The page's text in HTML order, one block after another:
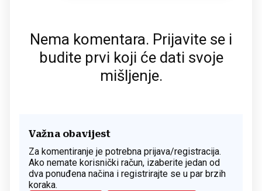
Nema komentara. Prijavite se i
budite prvi koji će dati svoje
mišljenje.
Važna obavijest
Za komentiranje je potrebna prijava/registracija.
Ako nemate korisnički račun, izaberite jedan od
dva ponuđena načina i registrirajte se u par brzih
koraka.